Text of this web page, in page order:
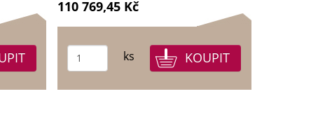
110 769,45 Kč
ks